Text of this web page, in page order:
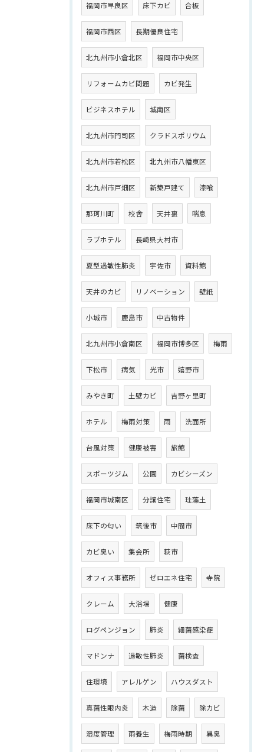
福岡市早良区 床下カビ 合板
福岡市西区 長期優良住宅
北九州市小倉北区 福岡市中央区
リフォームカビ問題 カビ発生
ビジネスホテル 城南区
北九州市門司区 クラドスポリウム
北九州市若松区 北九州市八幡東区
北九州市戸畑区 新築戸建て 漆喰
那珂川町 校舎 天井裏 喘息
ラブホテル 長崎県大村市
夏型過敏性肺炎 宇佐市 資料館
天井のカビ リノベーション 壁紙
小城市 鹿島市 中古物件
北九州市小倉南区 福岡市博多区 梅雨
下松市 病気 光市 嬉野市
みやき町 土壁カビ 吉野ヶ里町
ホテル 梅雨対策 雨 洗面所
台風対策 健康被害 旅館
スポーツジム 公園 カビシーズン
福岡市城南区 分譲住宅 珪藻土
床下の匂い 筑後市 中間市
カビ臭い 集会所 萩市
オフィス事務所 ゼロエネ住宅 寺院
クレーム 大浴場 健康
ログペンジョン 肺炎 細菌感染症
マドンナ 過敏性肺炎 菌検査
住環境 アレルゲン ハウスダスト
真菌性眼内炎 木造 除菌 除カビ
湿度管理 雨養生 梅雨時期 異臭